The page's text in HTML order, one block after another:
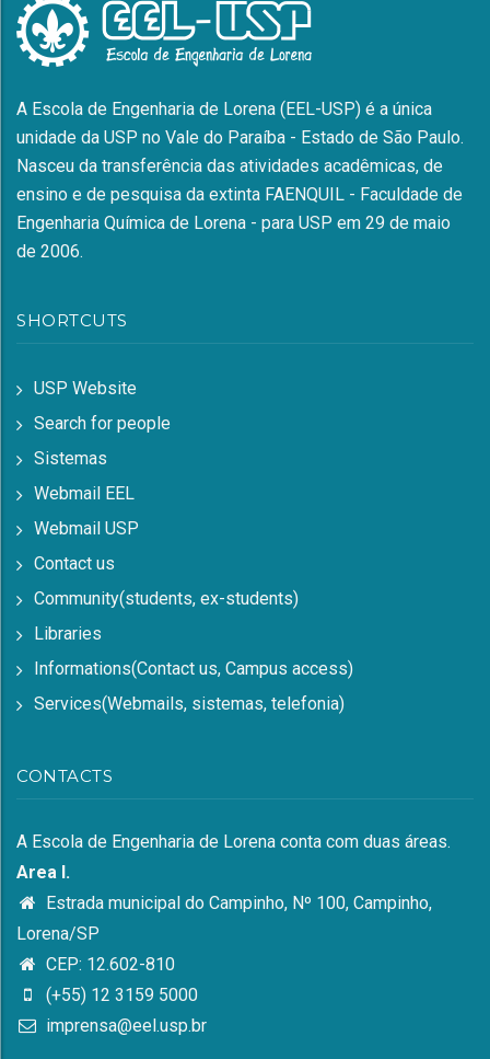
A Escola de Engenharia de Lorena (EEL-USP) é a única
unidade da USP no Vale do Paraíba - Estado de São Paulo.
Nasceu da transferência das atividades acadêmicas, de
ensino e de pesquisa da extinta FAENQUIL - Faculdade de
Engenharia Química de Lorena - para USP em 29 de maio
de 2006.
SHORTCUTS
USP Website
Search for people
Sistemas
Webmail EEL
Webmail USP
Contact us
Community(students, ex-students)
Libraries
Informations(Contact us, Campus access)
Services(Webmails, sistemas, telefonia)
CONTACTS
A Escola de Engenharia de Lorena conta com duas áreas.
Area I.
Estrada municipal do Campinho, Nº 100, Campinho,
Lorena/SP
CEP: 12.602-810
(+55) 12 3159 5000
imprensa@eel.usp.br